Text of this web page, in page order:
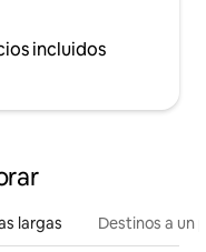
incluidos
largas Destinos a un